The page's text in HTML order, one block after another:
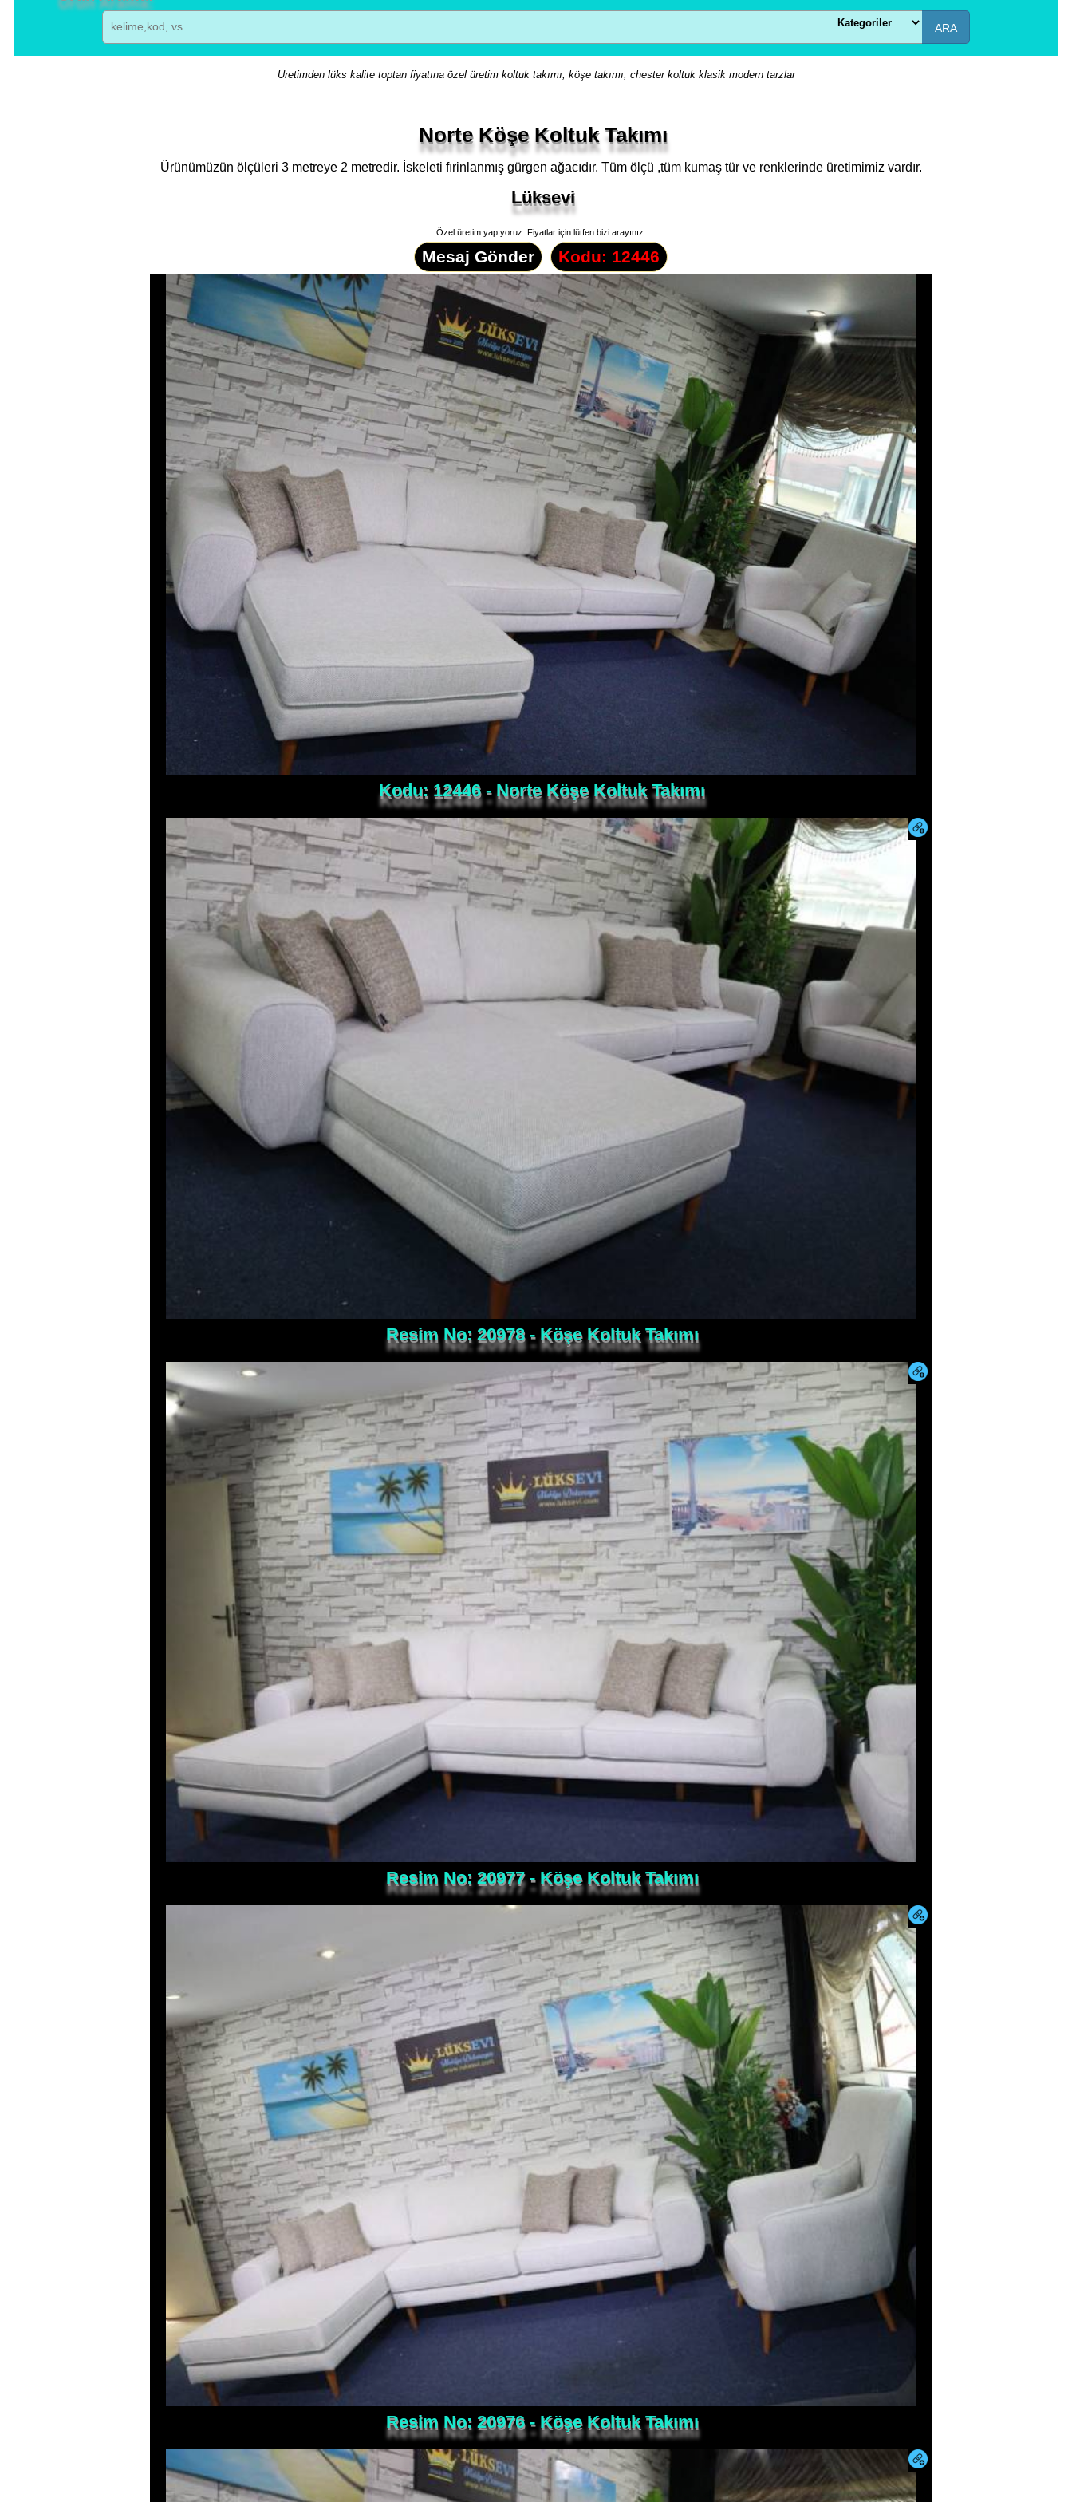
ARA
Üretimden lüks kalite toptan fiyatına özel üretim koltuk takımı, köşe takımı, chester koltuk klasik modern tarzlar
Norte Köşe Koltuk Takımı
Ürünümüzün ölçüleri 3 metreye 2 metredir. İskeleti fırinlanmış gürgen ağacıdır. Tüm ölçü ,tüm kumaş tür ve renklerinde üretimimiz vardır.
Lüksevi
Özel üretim yapıyoruz. Fiyatlar için lütfen bizi arayınız.
Mesaj Gönder Kodu: 12446
Kodu: 12446 - Norte Köşe Koltuk Takımı
Resim No: 20978 - Köşe Koltuk Takımı
Resim No: 20977 - Köşe Koltuk Takımı
Resim No: 20976 - Köşe Koltuk Takımı